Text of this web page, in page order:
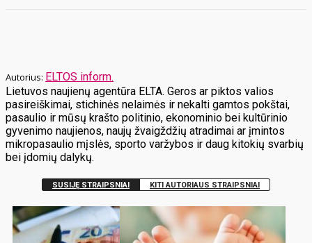
ELTOS inform.
Lietuvos naujienų agentūra ELTA. Geros ar piktos valios
pasireiškimai, stichinės nelaimės ir nekalti gamtos pokštai,
pasaulio ir mūsų krašto politinio, ekonominio bei kultūrinio
gyvenimo naujienos, naujų žvaigždžių atradimai ar įmintos
mikropasaulio mįslės, sporto varžybos ir daug kitokių svarbių
bei įdomių dalykų.
SUSIJĘ STRAIPSNIAI KITI AUTORIAUS STRAIPSNIAI